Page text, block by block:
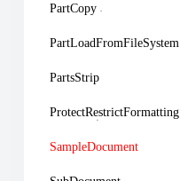
PartCopy
PartLoadFromFileSystem
PartsStrip
ProtectRestrictFormatting
SampleDocument